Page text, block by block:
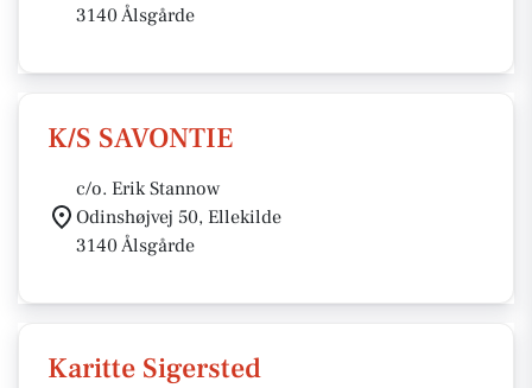
3140 Ålsgårde
K/S SAVONTIE
c/o. Erik Stannow
Odinshøjvej 50, Ellekilde
3140 Ålsgårde
Karitte Sigersted